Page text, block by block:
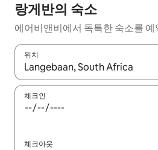
랑게반의 숙소
에어비앤비에서 독특한 숙소를 예
위치
결과가 나오면 위·아래 화살표 키
체크인
체크아웃